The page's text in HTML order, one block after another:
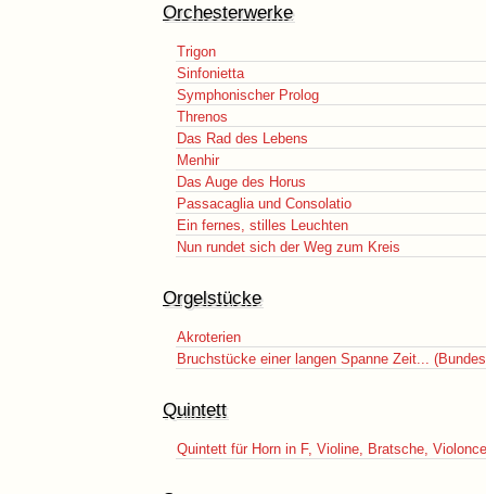
Orchesterwerke
Trigon
Sinfonietta
Symphonischer Prolog
Threnos
Das Rad des Lebens
Menhir
Das Auge des Horus
Passacaglia und Consolatio
Ein fernes, stilles Leuchten
Nun rundet sich der Weg zum Kreis
Orgelstücke
Akroterien
Bruchstücke einer langen Spanne Zeit...
Quintett
Quintett für Horn in F, Violine, Bratsche,